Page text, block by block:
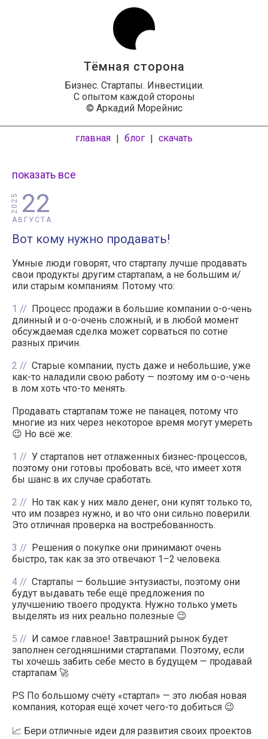
Тёмная сторона
Бизнес. Стартапы. Инвестиции.
С опытом каждой стороны
© Аркадий Морейнис
главная | блог | скачать
показать все
22
АВГУСТА
2025
Вот кому нужно продавать!
Умные люди говорят, что стартапу лучше продавать
свои продукты другим стартапам, а не большим и/
или старым компаниям. Потому что:
1
Процесс продажи в большие компании о-о-чень
длинный и о-о-очень сложный, и в любой момент
обсуждаемая сделка может сорваться по сотне
разных причин.
2
Старые компании, пусть даже и небольшие, уже
как-то наладили свою работу — поэтому им о-о-чень
в лом хоть что-то менять.
Продавать стартапам тоже не панацея, потому что
многие из них через некоторое время могут умереть
😉 Но всё же:
1
У стартапов нет отлаженных бизнес-процессов,
поэтому они готовы пробовать всё, что имеет хотя
бы шанс в их случае сработать.
2
Но так как у них мало денег, они купят только то,
что им позарез нужно, и во что они сильно поверили.
Это отличная проверка на востребованность.
3
Решения о покупке они принимают очень
быстро, так как за это отвечают 1–2 человека.
4
Стартапы — большие энтузиасты, поэтому они
будут выдавать тебе ещё предложения по
улучшению твоего продукта. Нужно только уметь
выделять из них реально полезные 😉
5
И самое главное! Завтрашний рынок будет
заполнен сегодняшними стартапами. Поэтому, если
ты хочешь забить себе место в будущем — продавай
стартапам 🚀
PS По большому счёту «стартап» — это любая новая
компания, которая ещё хочет чего-то добиться 😉
📈 Бери отличные идеи для развития своих проектов